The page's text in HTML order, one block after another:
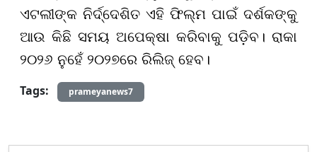
ଏଟଲୀଙ୍କ ନିର୍ଦ୍ଦେଶିତ ଏହି ଫିଲ୍ମ ପାଇଁ ଦର୍ଶକଙ୍କୁ
ଆଉ କିଛି ସମୟ ଅପେକ୍ଷା କରିବାକୁ ପଡ଼ିବ। ରାକା
୨୦୨୬ ନୁହେଁ ୨୦୨୭ରେ ରିଲିଜ୍ ହେବ।
Tags:
prameyanews7